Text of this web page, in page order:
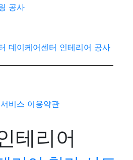
공사
데이케어센터 인테리어 공사
비스 이용약관
테리어